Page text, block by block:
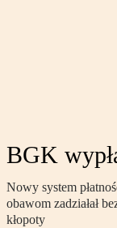
BGK
Nowy system
obawom zadziałał
kłopoty